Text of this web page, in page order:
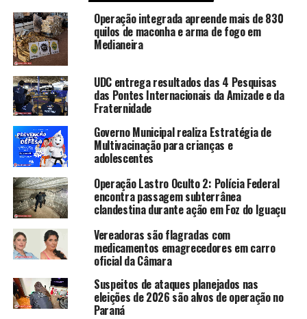
Operação integrada apreende mais de 830
quilos de maconha e arma de fogo em
Medianeira
UDC entrega resultados das 4 Pesquisas
das Pontes Internacionais da Amizade e da
Fraternidade
Governo Municipal realiza Estratégia de
Multivacinação para crianças e
adolescentes
Operação Lastro Oculto 2: Polícia Federal
encontra passagem subterrânea
clandestina durante ação em Foz do Iguaçu
Vereadoras são flagradas com
medicamentos emagrecedores em carro
oficial da Câmara
Suspeitos de ataques planejados nas
eleições de 2026 são alvos de operação no
Paraná